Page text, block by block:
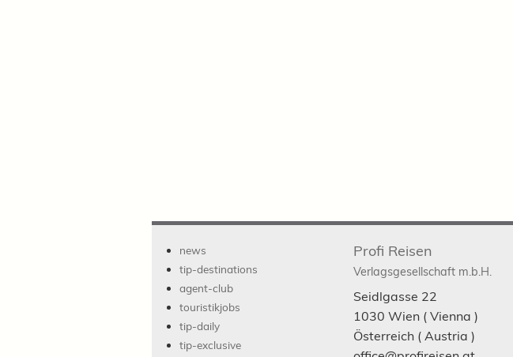
news
tip-destinations
agent-club
touristikjobs
tip-daily
tip-exclusive
Profi Reisen
Verlagsgesellschaft m.b.H.
Seidlgasse 22
1030 Wien ( Vienna )
Österreich ( Austria )